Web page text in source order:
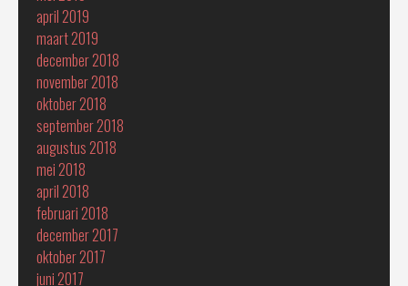
april 2019
maart 2019
december 2018
november 2018
oktober 2018
september 2018
augustus 2018
mei 2018
april 2018
februari 2018
december 2017
oktober 2017
juni 2017